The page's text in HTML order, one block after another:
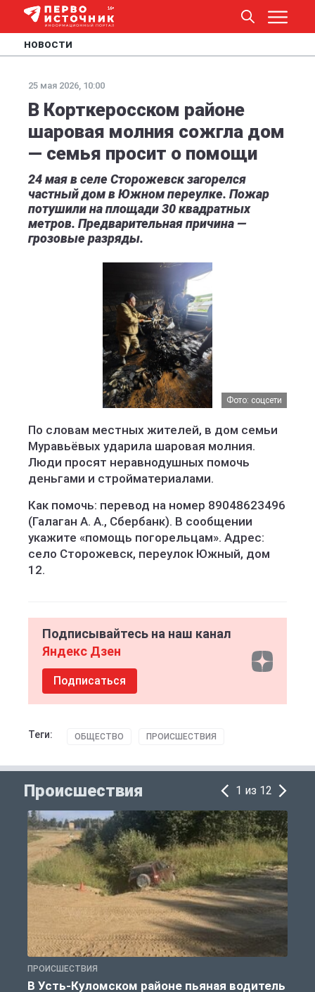
НОВОСТИ
25 мая 2026, 10:00
В Корткеросском районе
шаровая молния сожгла дом
— семья просит о помощи
24 мая в селе Сторожевск загорелся
частный дом в Южном переулке. Пожар
потушили на площади 30 квадратных
метров. Предварительная причина —
грозовые разряды.
Фото: соцсети
По словам местных жителей, в дом семьи
Муравьёвых ударила шаровая молния.
Люди просят неравнодушных помочь
деньгами и стройматериалами.
Как помочь: перевод на номер 89048623496
(Галаган А. А., Сбербанк). В сообщении
укажите «помощь погорельцам». Адрес:
село Сторожевск, переулок Южный, дом
12.
Подписывайтесь на наш канал
Яндекс Дзен
Подписаться
Теги: ОБЩЕСТВО ПРОИСШЕСТВИЯ
Происшествия 1 из 12
ПРОИСШЕСТВИЯ
В Усть-Куломском районе пьяная водитель